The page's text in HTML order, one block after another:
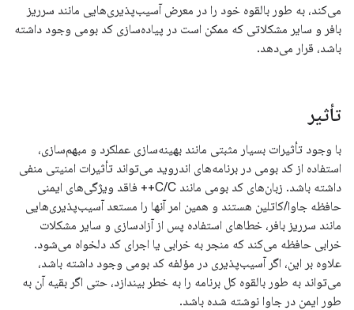
می‌کند، به طور بالقوه خود را در معرض آسیب‌پذیری‌هایی مانند سرریز
بافر و سایر مشکلاتی که ممکن است در پیاده‌سازی کد بومی وجود داشته
باشد، قرار می‌دهد.
تأثیر
با وجود تأثیرات بسیار مثبتی مانند بهینه‌سازی عملکرد و مبهم‌سازی،
استفاده از کد بومی در برنامه‌های اندروید می‌تواند تأثیرات امنیتی منفی
داشته باشد. زبان‌های کد بومی مانند C/C++ فاقد ویژگی‌های ایمنی
حافظه جاوا/کاتلین هستند و همین امر آنها را مستعد آسیب‌پذیری‌هایی
مانند سرریز بافر، خطاهای استفاده پس از آزادسازی و سایر مشکلات
خرابی حافظه می‌کند که منجر به خرابی یا اجرای کد دلخواه می‌شود.
علاوه بر این، اگر آسیب‌پذیری در مؤلفه کد بومی وجود داشته باشد،
می‌تواند به طور بالقوه کل برنامه را به خطر بیندازد، حتی اگر بقیه آن به
طور ایمن در جاوا نوشته شده باشد.